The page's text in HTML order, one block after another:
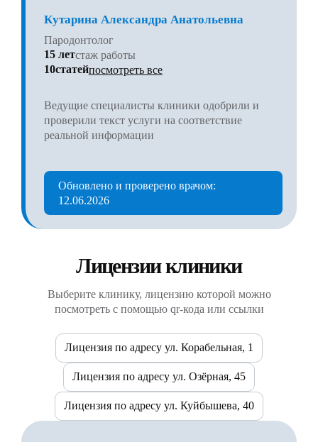
Кутарина Александра Анатольевна
Пародонтолог
15 летстаж работы
10статейпосмотреть все
Ведущие специалисты клиники одобрили и
проверили текст услуги на соответствие
реальной информации
Обновлено и проверено врачом:
12.06.2026
Лицензии клиники
Выберите клинику, лицензию которой можно
посмотреть с помощью qr-кода или ссылки
Лицензия по адресу ул. Корабельная, 1
Лицензия по адресу ул. Озёрная, 45
Лицензия по адресу ул. Куйбышева, 40